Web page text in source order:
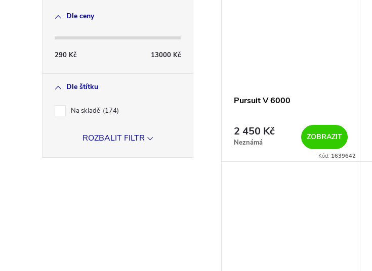
Dle ceny
290 Kč 13000 Kč
Dle štítku
Na skladě 174
ROZBALIT FILTR
Pursuit V 6000
2 450 Kč
Neznámá
ZOBRAZIT
Kód: 1639642